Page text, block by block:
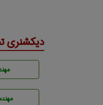
دیکشنری